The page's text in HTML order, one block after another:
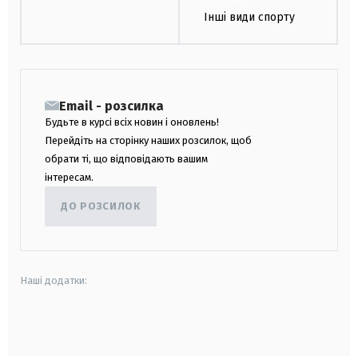
Інші види спорту
Email - розсилка
Будьте в курсі всіх новин і оновлень!
Перейдіть на сторінку наших розсилок, щоб
обрати ті, що відповідають вашим
інтересам.
ДО РОЗСИЛОК
Наші додатки: